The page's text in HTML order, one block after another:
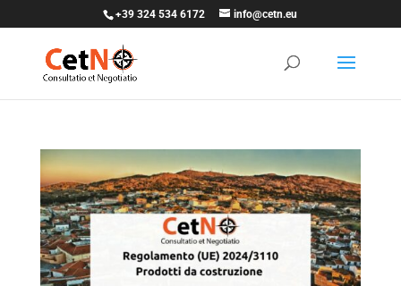
+39 324 534 6172 info@cetn.eu